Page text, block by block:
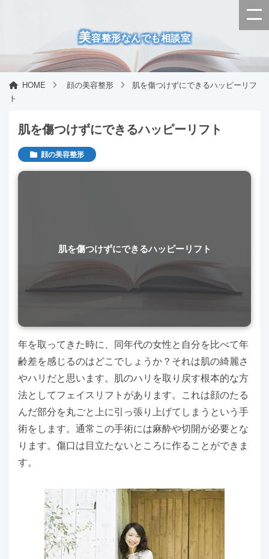
美容整形なんでも相談室
HOME 顔の美容整形
肌を傷つけずにできるハッピーリフ
ト
肌を傷つけずにできるハッピーリフト
顔の美容整形
肌を傷つけずにできるハッピーリフト
年を取ってきた時に、同年代の女性と自分を比べて年
齢差を感じるのはどこでしょうか？それは肌の綺麗さ
やハリだと思います。肌のハリを取り戻す根本的な方
法としてフェイスリフトがあります。これは顔のたる
んだ部分を丸ごと上に引っ張り上げてしまうという手
術をします。通常この手術には麻酔や切開が必要とな
ります。傷口は目立たないところに作ることができま
す。